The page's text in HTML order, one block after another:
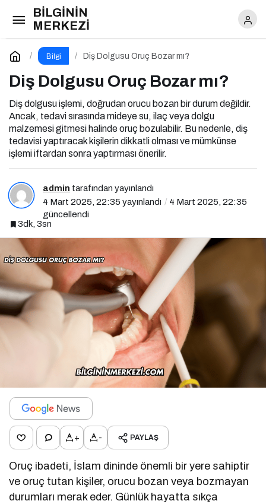
BİLGİNİN
MERKEZİ
Bilgi Diş Dolgusu Oruç Bozar mı?
Diş Dolgusu Oruç Bozar mı?
Diş dolgusu işlemi, doğrudan orucu bozan bir durum değildir.
Ancak, tedavi sırasında mideye su, ilaç veya dolgu
malzemesi gitmesi halinde oruç bozulabilir. Bu nedenle, diş
tedavisi yaptıracak kişilerin dikkatli olması ve mümkünse
işlemi iftardan sonra yaptırması önerilir.
admin tarafından yayınlandı
4 Mart 2025, 22:35 yayınlandı
4 Mart 2025, 22:35
güncellendi
3dk, 3sn
+ - PAYLAŞ
Oruç ibadeti, İslam dininde önemli bir yere sahiptir
ve oruç tutan kişiler, orucu bozan veya bozmayan
durumları merak eder. Günlük hayatta sıkça
Diş Dolgusu Oruç Bozar mı?
Yorum Yap